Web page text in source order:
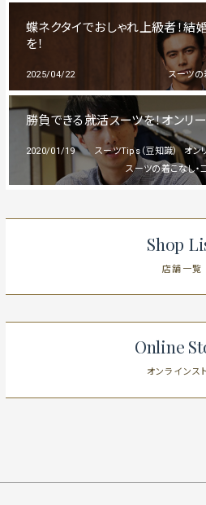
蝶ネクタイでおしゃれ上級者！結
を！
2025/04/22 スーツの
勝負できる就活スーツを！オンリ
2020/01/19 オン
スーツTips（豆知識）
スーツの着こなし・
Shop
店舗一覧
Online
オンラインス